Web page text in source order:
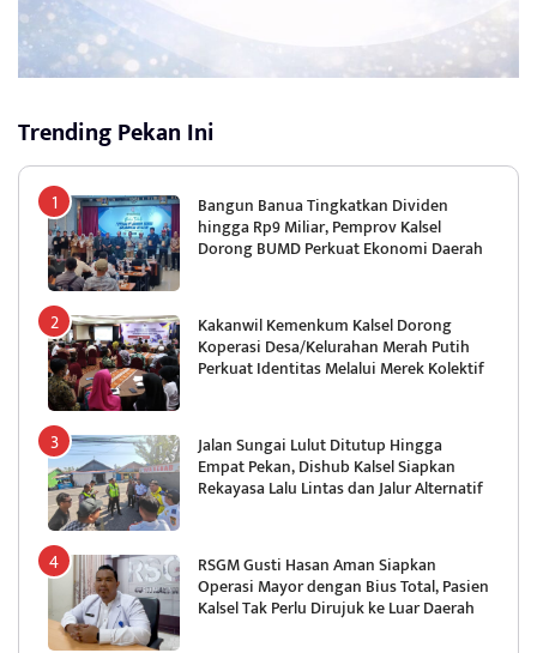
Trending Pekan Ini
Bangun Banua Tingkatkan Dividen
hingga Rp9 Miliar, Pemprov Kalsel
Dorong BUMD Perkuat Ekonomi Daerah
Kakanwil Kemenkum Kalsel Dorong
Koperasi Desa/Kelurahan Merah Putih
Perkuat Identitas Melalui Merek Kolektif
Jalan Sungai Lulut Ditutup Hingga
Empat Pekan, Dishub Kalsel Siapkan
Rekayasa Lalu Lintas dan Jalur Alternatif
RSGM Gusti Hasan Aman Siapkan
Operasi Mayor dengan Bius Total, Pasien
Kalsel Tak Perlu Dirujuk ke Luar Daerah